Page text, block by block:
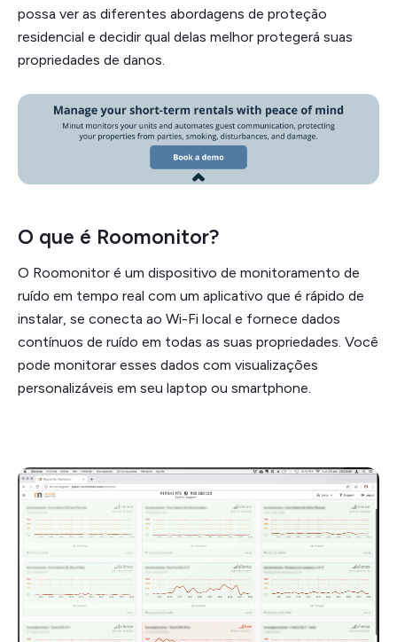
possa ver as diferentes abordagens de proteção
residencial e decidir qual delas melhor protegerá suas
propriedades de danos.
O que é Roomonitor?
O Roomonitor é um dispositivo de monitoramento de
ruído em tempo real com um aplicativo que é rápido de
instalar, se conecta ao Wi-Fi local e fornece dados
contínuos de ruído em todas as suas propriedades. Você
pode monitorar esses dados com visualizações
personalizáveis em seu laptop ou smartphone.